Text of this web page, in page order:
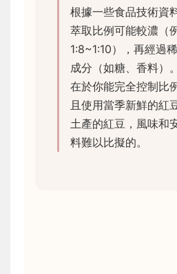
根據一些食品技術資
萃取比例可能較濃（
1:8~1:10），再經過
成分（如糖、香料）
在於你能完全控制比
且使用當季新鮮的紅
土產的紅豆，風味和
料難以比擬的。